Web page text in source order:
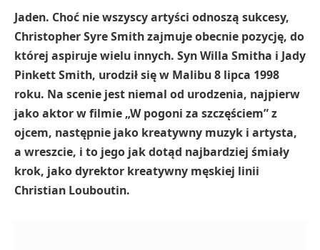
Jaden. Choć nie wszyscy artyści odnoszą sukcesy,
Christopher Syre Smith zajmuje obecnie pozycję, do
której aspiruje wielu innych. Syn Willa Smitha i Jady
Pinkett Smith, urodził się w Malibu 8 lipca 1998
roku. Na scenie jest niemal od urodzenia, najpierw
jako aktor w filmie „W pogoni za szczęściem” z
ojcem, następnie jako kreatywny muzyk i artysta,
a wreszcie, i to jego jak dotąd najbardziej śmiały
krok, jako dyrektor kreatywny męskiej linii
Christian Louboutin.